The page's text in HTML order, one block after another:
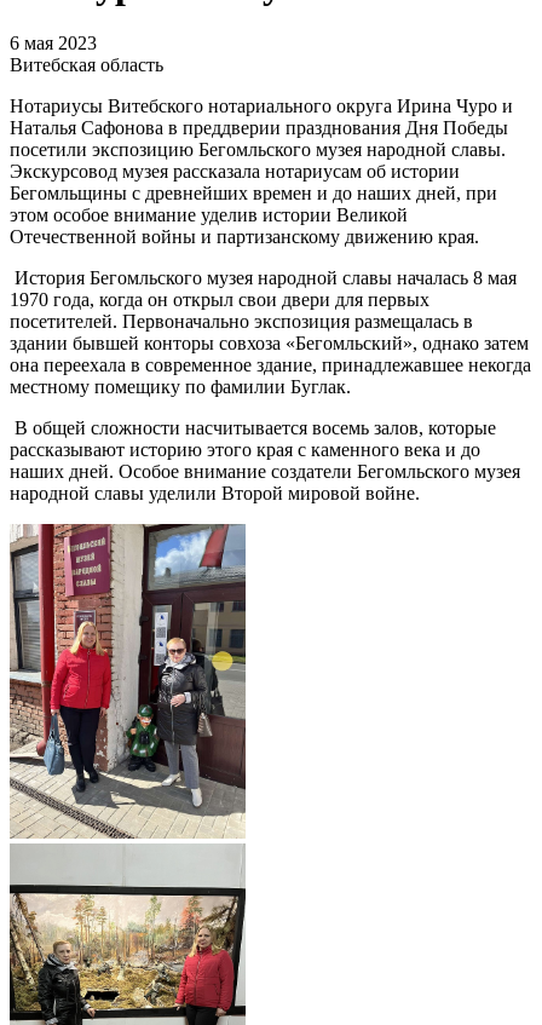
6 мая 2023
Витебская область
Нотариусы Витебского нотариального округа Ирина Чуро и
Наталья Сафонова в преддверии празднования Дня Победы
посетили экспозицию Бегомльского музея народной славы.
Экскурсовод музея рассказала нотариусам об истории
Бегомльщины с древнейших времен и до наших дней, при
этом особое внимание уделив истории Великой
Отечественной войны и партизанскому движению края.
История Бегомльского музея народной славы началась 8 мая
1970 года, когда он открыл свои двери для первых
посетителей. Первоначально экспозиция размещалась в
здании бывшей конторы совхоза «Бегомльский», однако затем
она переехала в современное здание, принадлежавшее некогда
местному помещику по фамилии Буглак.
В общей сложности насчитывается восемь залов, которые
рассказывают историю этого края с каменного века и до
наших дней. Особое внимание создатели Бегомльского музея
народной славы уделили Второй мировой войне.